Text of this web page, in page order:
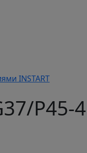
INSTART
P45-4